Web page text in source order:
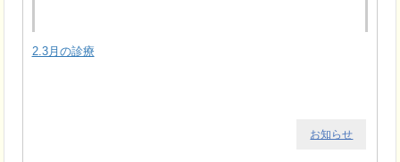
2.3月の診療
お知らせ